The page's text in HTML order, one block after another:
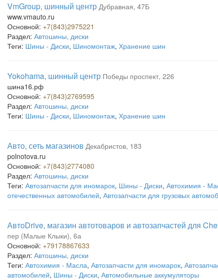
VmGroup, шинный центр Дубравная, 47Б
www.vmauto.ru
Основной: +7(843)2975221
Раздел: Автошины, диски
Теги: Шины - Диски, Шиномонтаж, Хранение шин
Yokohama, шинный центр Победы проспект, 226
шина16.рф
Основной: +7(843)2769595
Раздел: Автошины, диски
Теги: Шины - Диски, Шиномонтаж, Хранение шин
Авто, сеть магазинов Декабристов, 183
polnotova.ru
Основной: +7(843)2774080
Раздел: Автошины, диски
Теги: Автозапчасти для иномарок, Шины - Диски, Автохимия -
отечественных автомобилей, Автозапчасти для грузовых
АвтоDrive, магазин автотоваров и автозапчастей для
пер (Малые Клыки), 6а
Основной: +79178867633
Раздел: Автошины, диски
Теги: Автохимия - Масла, Автозапчасти для иномарок,
автомобилей, Шины - Диски, Автомобильные аккумуляторы